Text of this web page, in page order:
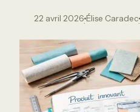
22 avril 2026
·
Élise Caradec
·